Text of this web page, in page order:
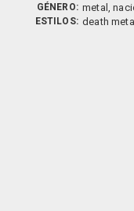
GÉNERO: metal,
ESTILOS: death